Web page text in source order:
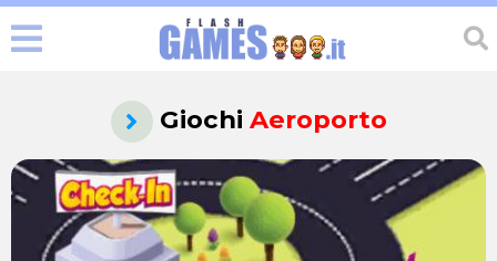
Giochi Aeroporto